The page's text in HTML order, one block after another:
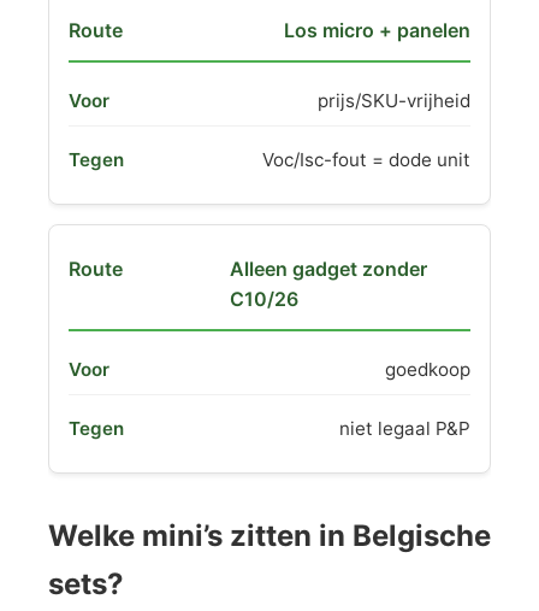
Los micro + panelen
prijs/SKU-vrijheid
Voc/Isc-fout = dode unit
Alleen gadget zonder
C10/26
goedkoop
niet legaal P&P
Welke mini’s zitten in Belgische
sets?